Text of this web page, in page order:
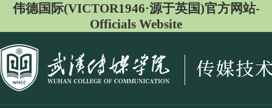
伟德国际(VICTOR1946·源于英国)官方网站-
Officials Website